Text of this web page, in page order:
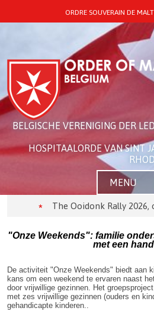
ORDRE SOUVERAIN DE
BELGISCHE VERENIGING DER
HOSPITAALORDE VAN SINT
MENU
The Ooidonk Rally 2026, op
"Onze Weekends": familie
met een
De activiteit "Onze Weekends" biedt aan
kans om een weekend te ervaren naast
door vrijwillige gezinnen. Het
met zes vrijwillige gezinnen (ouders en
gehandicapte kinderen..